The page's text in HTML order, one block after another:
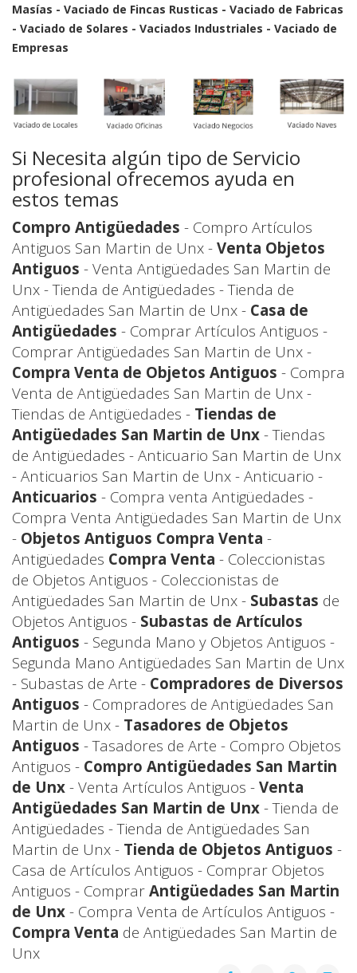
Masías - Vaciado de Fincas Rusticas - Vaciado de Fabricas
- Vaciado de Solares - Vaciados Industriales - Vaciado de
Empresas
Si Necesita algún tipo de Servicio
profesional ofrecemos ayuda en
estos temas
Compro Antigüedades - Compro Artículos
Antiguos San Martin de Unx - Venta Objetos
Antiguos - Venta Antigüedades San Martin de
Unx - Tienda de Antigüedades - Tienda de
Antigüedades San Martin de Unx - Casa de
Antigüedades - Comprar Artículos Antiguos -
Comprar Antigüedades San Martin de Unx -
Compra Venta de Objetos Antiguos - Compra
Venta de Antigüedades San Martin de Unx -
Tiendas de Antigüedades - Tiendas de
Antigüedades San Martin de Unx - Tiendas
de Antigüedades - Anticuario San Martin de Unx
- Anticuarios San Martin de Unx - Anticuario -
Anticuarios - Compra venta Antigüedades -
Compra Venta Antigüedades San Martin de Unx
- Objetos Antiguos Compra Venta -
Antigüedades Compra Venta - Coleccionistas
de Objetos Antiguos - Coleccionistas de
Antigüedades San Martin de Unx - Subastas de
Objetos Antiguos - Subastas de Artículos
Antiguos - Segunda Mano y Objetos Antiguos -
Segunda Mano Antigüedades San Martin de Unx
- Subastas de Arte - Compradores de Diversos
Antiguos - Compradores de Antigüedades San
Martin de Unx - Tasadores de Objetos
Antiguos - Tasadores de Arte - Compro Objetos
Antiguos - Compro Antigüedades San Martin
de Unx - Venta Artículos Antiguos - Venta
Antigüedades San Martin de Unx - Tienda de
Antigüedades - Tienda de Antigüedades San
Martin de Unx - Tienda de Objetos Antiguos -
Casa de Artículos Antiguos - Comprar Objetos
Antiguos - Comprar Antigüedades San Martin
de Unx - Compra Venta de Artículos Antiguos -
Compra Venta de Antigüedades San Martin de
Unx